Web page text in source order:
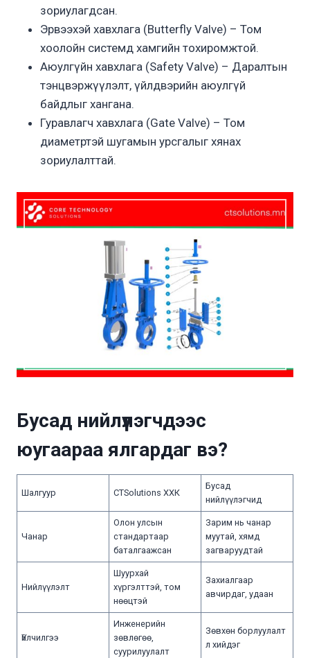
зориулагдсан.
Эрвээхэй хавхлага (Butterfly Valve) – Том
хоолойн системд хамгийн тохиромжтой.
Аюулгүйн хавхлага (Safety Valve) – Даралтын
тэнцвэржүүлэлт, үйлдвэрийн аюулгүй
байдлыг хангана.
Гуравлагч хавхлага (Gate Valve) – Том
диаметртэй шугамын урсгалыг хянах
зориулалттай.
Бусад нийлүүлэгчдээс
юугаараа ялгардаг вэ?
Шалгуур CTSolutions ХХК
Бусад
нийлүүлэгчид
Чанар
Олон улсын
стандартаар
баталгаажсан
Зарим нь чанар
муутай, хямд
загваруудтай
Нийлүүлэлт
Шуурхай
хүргэлттэй, том
нөөцтэй
Захиалгаар
авчирдаг, удаан
Үйлчилгээ
Инженерийн
зөвлөгөө,
суурилуулалт
Зөвхөн борлуулалт
л хийдэг